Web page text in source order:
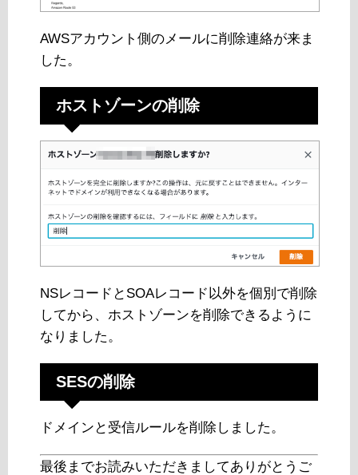
AWSアカウント側のメールに削除連絡が来ま
した。
ホストゾーンの削除
NSレコードとSOAレコード以外を個別で削除
してから、ホストゾーンを削除できるように
なりました。
SESの削除
ドメインと受信ルールを削除しました。
最後までお読みいただきましてありがとうご